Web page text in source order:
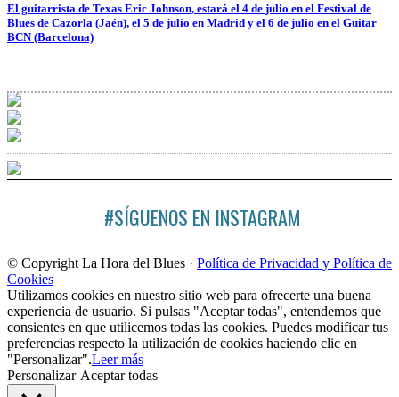
El guitarrista de Texas Eric Johnson, estará el 4 de julio en el Festival de
Blues de Cazorla (Jaén), el 5 de julio en Madrid y el 6 de julio en el Guitar
BCN (Barcelona)
#SÍGUENOS EN INSTAGRAM
© Copyright La Hora del Blues · Política de Privacidad y Política de
Cookies
Utilizamos cookies en nuestro sitio web para ofrecerte una buena
experiencia de usuario. Si pulsas "Aceptar todas", entendemos que
consientes en que utilicemos todas las cookies. Puedes modificar tus
preferencias respecto la utilización de cookies haciendo clic en
"Personalizar".Leer más
Personalizar Aceptar todas